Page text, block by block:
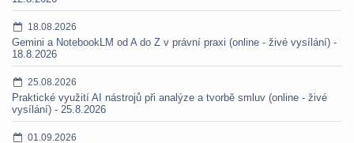
18.08.2026
Gemini a NotebookLM od A do Z v právní praxi (online - živé vysílání) -
18.8.2026
25.08.2026
Praktické využití AI nástrojů při analýze a tvorbě smluv (online - živé
vysílání) - 25.8.2026
01.09.2026